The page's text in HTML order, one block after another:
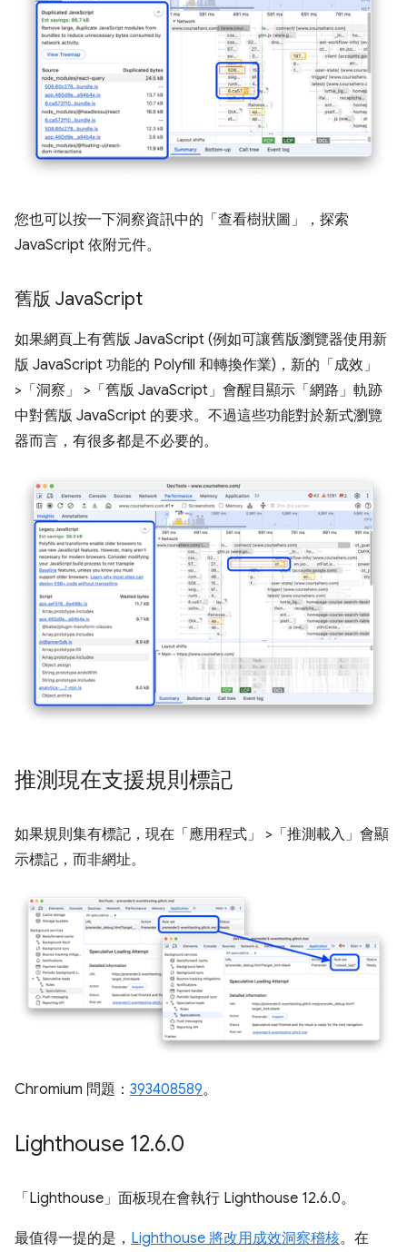
您也可以按一下洞察資訊中的「查看樹狀圖」
，探索
JavaScript 依附元件。
舊版 JavaScript
如果網頁上有舊版 JavaScript (例如可讓舊版瀏覽器使用新
版 JavaScript 功能的 Polyfill 和轉換作業)，新的「成效」
>「洞察」
>「舊版 JavaScript」 會醒目顯示「網路」 軌跡
中對舊版 JavaScript 的要求。不過這些功能對於新式瀏覽
器而言，有很多都是不必要的。
推測現在支援規則標記
如果規則集有標記，現在「應用程式」 >「推測載入」 會顯
示標記，而非網址。
Chromium 問題： 393408589。
Lighthouse 12.6.0
「Lighthouse」 面板現在會執行 Lighthouse 12.6.0。
最值得一提的是， Lighthouse 將改用成效洞察稽核。在